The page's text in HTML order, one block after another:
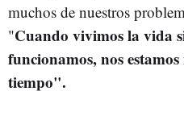
muchos de nuestros
"Cuando vivimos la vida
funcionamos, nos
tiempo".